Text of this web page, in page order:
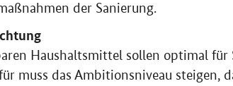
der Sanierung.
Haushaltsmittel sollen optimal für
muss das Ambitionsniveau steigen,